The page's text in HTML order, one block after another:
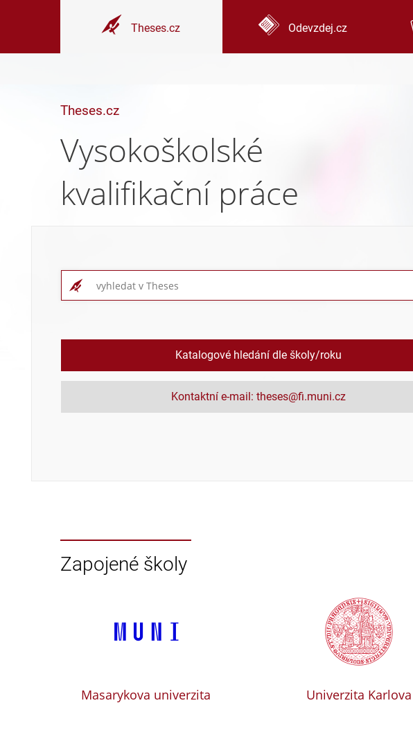
Theses.cz Odevzdej.cz
Theses.cz
Vysokoškolské
kvalifikační práce
Katalogové hledání dle školy/roku
Kontaktní e-mail: theses@fi.muni.cz
Zapojené školy
Masarykova univerzita Univerzita Karlova